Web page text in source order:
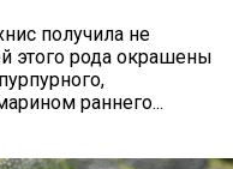
получила не
этого рода окрашены
раннего...